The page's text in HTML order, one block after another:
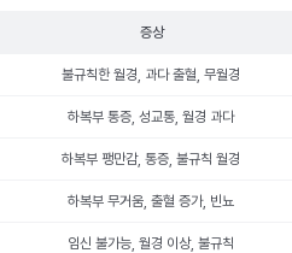
증상
불규칙한 월경, 과다 출혈, 무월경
하복부 통증, 성교통, 월경 과다
하복부 팽만감, 통증, 불규칙 월경
하복부 무거움, 출혈 증가, 빈뇨
임신 불가능, 월경 이상, 불규칙